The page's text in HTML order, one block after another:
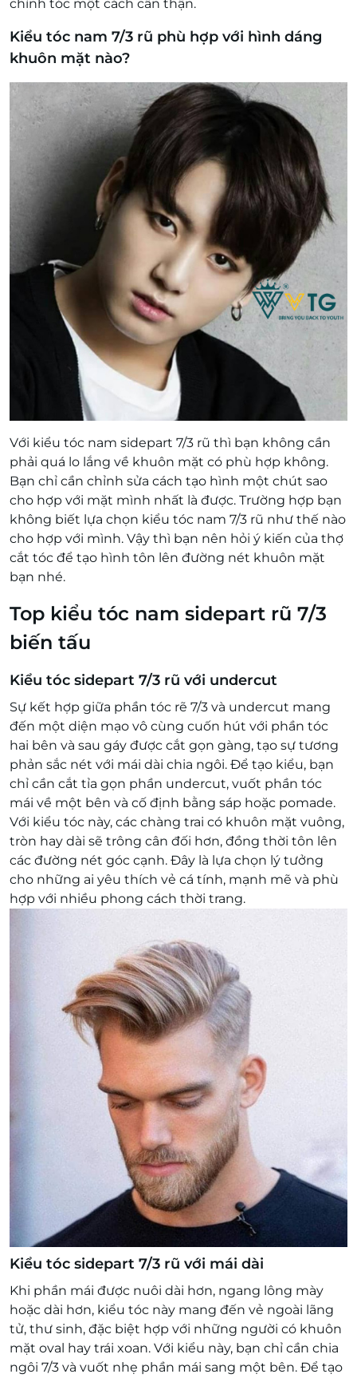
chỉnh tóc một cách cẩn thận.
Kiểu tóc nam 7/3 rũ phù hợp với hình dáng
khuôn mặt nào?
Với kiểu tóc nam sidepart 7/3 rũ thì bạn không cần
phải quá lo lắng về khuôn mặt có phù hợp không.
Bạn chỉ cần chỉnh sửa cách tạo hình một chút sao
cho hợp với mặt mình nhất là được. Trường hợp bạn
không biết lựa chọn kiểu tóc nam 7/3 rũ như thế nào
cho hợp với mình. Vậy thì bạn nên hỏi ý kiến của thợ
cắt tóc để tạo hình tôn lên đường nét khuôn mặt
bạn nhé.
Top kiểu tóc nam sidepart rũ 7/3
biến tấu
Kiểu tóc sidepart 7/3 rũ với undercut
Sự kết hợp giữa phần tóc rẽ 7/3 và undercut mang
đến một diện mạo vô cùng cuốn hút với phần tóc
hai bên và sau gáy được cắt gọn gàng, tạo sự tương
phản sắc nét với mái dài chia ngôi. Để tạo kiểu, bạn
chỉ cần cắt tỉa gọn phần undercut, vuốt phần tóc
mái về một bên và cố định bằng sáp hoặc pomade.
Với kiểu tóc này, các chàng trai có khuôn mặt vuông,
tròn hay dài sẽ trông cân đối hơn, đồng thời tôn lên
các đường nét góc cạnh. Đây là lựa chọn lý tưởng
cho những ai yêu thích vẻ cá tính, mạnh mẽ và phù
hợp với nhiều phong cách thời trang.
Kiểu tóc sidepart 7/3 rũ với mái dài
Khi phần mái được nuôi dài hơn, ngang lông mày
hoặc dài hơn, kiểu tóc này mang đến vẻ ngoài lãng
tử, thư sinh, đặc biệt hợp với những người có khuôn
mặt oval hay trái xoan. Với kiểu này, bạn chỉ cần chia
ngôi 7/3 và vuốt nhẹ phần mái sang một bên. Để tạo